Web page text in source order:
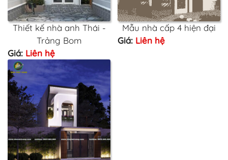
Thiết kế nhà anh Thái -
Trảng Bom
Giá: Liên hệ
Mẫu nhà cấp 4 hiện đại
Giá: Liên hệ